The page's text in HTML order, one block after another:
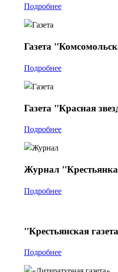
Подробнее
Газета
Подробнее
Газета "Красная
Подробнее
Журнал
Подробнее
"Крестьянская
Подробнее